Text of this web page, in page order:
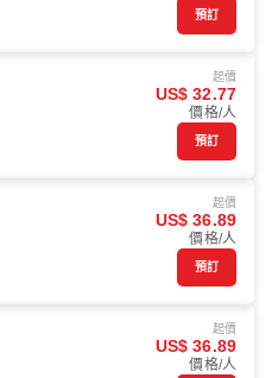
預訂
起價
US$ 32.77
價格/人
預訂
起價
US$ 36.89
價格/人
預訂
起價
US$ 36.89
價格/人